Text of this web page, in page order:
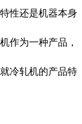
性还是机器本身
作为一种产品，
冷轧机的产品特